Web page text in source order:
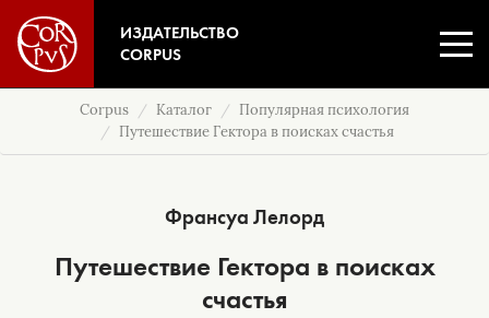
ИЗДАТЕЛЬСТВО
CORPUS
Corpus Каталог
Популярная психология
Путешествие Гектора в поисках счастья
Франсуа Лелорд
Путешествие Гектора в поисках
счастья